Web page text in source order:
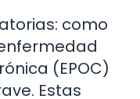
como
(EPOC)
Estas